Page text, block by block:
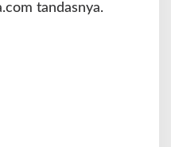
tandasnya.